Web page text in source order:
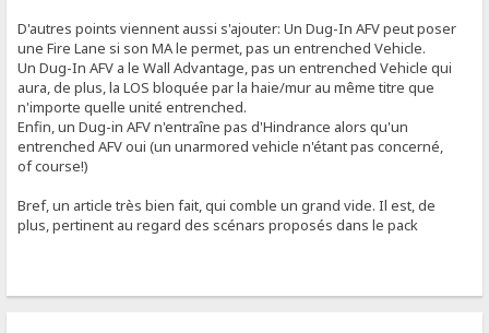
D'autres points viennent aussi s'ajouter: Un Dug-In AFV peut poser
une Fire Lane si son MA le permet, pas un entrenched Vehicle.
Un Dug-In AFV a le Wall Advantage, pas un entrenched Vehicle qui
aura, de plus, la LOS bloquée par la haie/mur au même titre que
n'importe quelle unité entrenched.
Enfin, un Dug-in AFV n'entraîne pas d'Hindrance alors qu'un
entrenched AFV oui (un unarmored vehicle n'étant pas concerné,
of course!)
Bref, un article très bien fait, qui comble un grand vide. Il est, de
plus, pertinent au regard des scénars proposés dans le pack